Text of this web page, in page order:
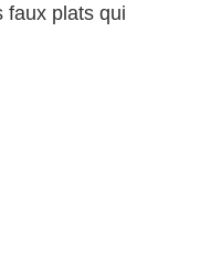
faux plats qui